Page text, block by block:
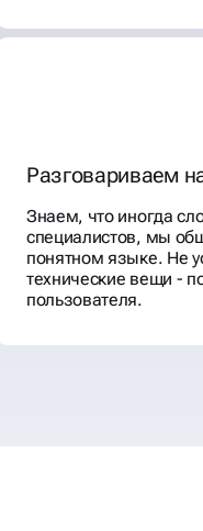
Разговариваем
Знаем, что иногда
специалистов, мы
понятном языке. Не
технические вещи -
пользователя.